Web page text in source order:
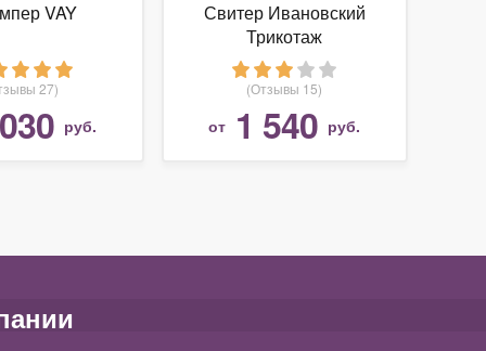
VAY
27)
руб.
Свитер Ивановский
Трикотаж
(Отзывы 15)
от 1 540 руб.